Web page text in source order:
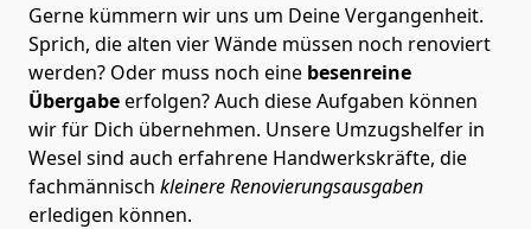
Gerne kümmern wir uns um Deine Vergangenheit.
Sprich, die alten vier Wände müssen noch renoviert
werden? Oder muss noch eine besenreine
Übergabeerfolgen? Auch diese Aufgaben können
wir für Dich übernehmen. Unsere Umzugshelfer in
Wesel sind auch erfahrene Handwerkskräfte, die
fachmännisch kleinere Renovierungsausgaben
erledigen können.